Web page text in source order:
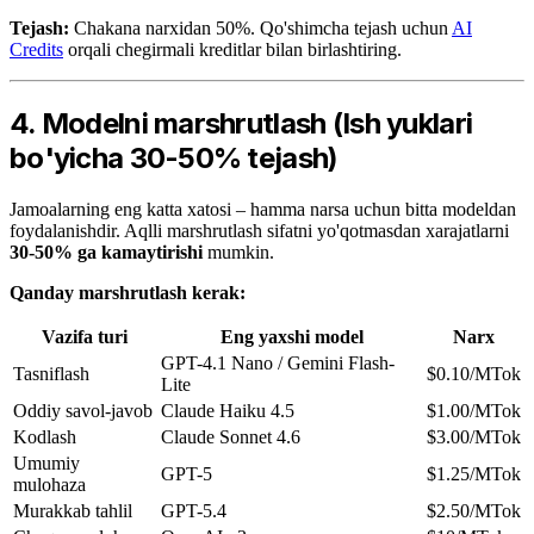
Tejash: Chakana narxidan 50%. Qo'shimcha tejash uchun AI
Credits orqali chegirmali kreditlar bilan birlashtiring.
4. Modelni marshrutlash (Ish yuklari
bo'yicha 30-50% tejash)
Jamoalarning eng katta xatosi – hamma narsa uchun bitta modeldan
foydalanishdir. Aqlli marshrutlash sifatni yo'qotmasdan xarajatlarni
30-50% ga kamaytirishi mumkin.
Qanday marshrutlash kerak:
Vazifa turi Eng yaxshi model
Narx
Tasniflash
GPT-4.1 Nano / Gemini Flash-
Lite
$0.10/MTok
Oddiy savol-javob Claude Haiku 4.5
$1.00/MTok
Kodlash
Claude Sonnet 4.6
$3.00/MTok
Umumiy
mulohaza
GPT-5
$1.25/MTok
Murakkab tahlil
GPT-5.4
$2.50/MTok